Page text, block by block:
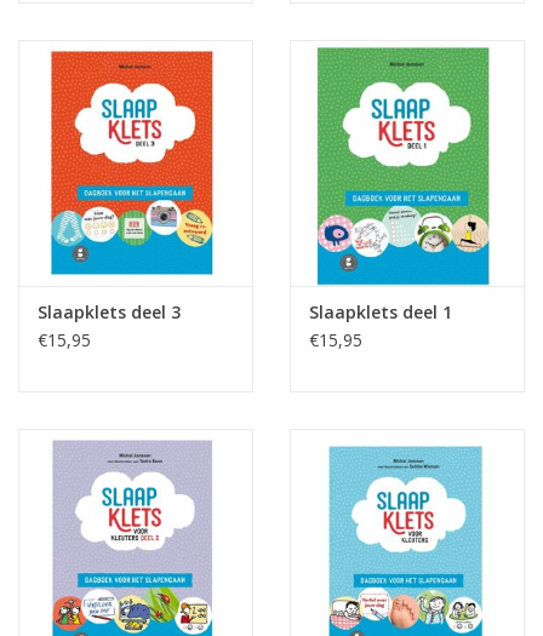
Slaapklets deel 3
€15,95
Slaapklets deel 1
€15,95